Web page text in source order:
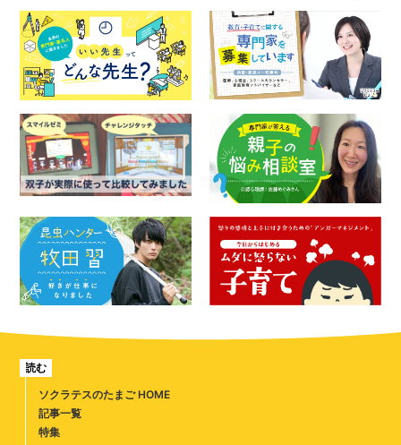
読む
ソクラテスのたまご HOME
記事一覧
特集